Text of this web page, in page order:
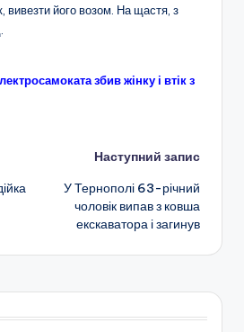
вивезти його возом. На щастя, з
збив жінку і втік з
Наступний запис
У Тернополі 63-річний
чоловік випав з ковша
екскаватора і загинув